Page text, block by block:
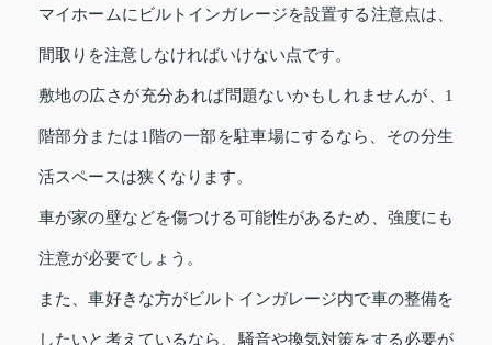
マイホームにビルトインガレージを設置する注意点は、
間取りを注意しなければいけない点です。
敷地の広さが充分あれば問題ないかもしれませんが、1
階部分または1階の一部を駐車場にするなら、その分生
活スペースは狭くなります。
車が家の壁などを傷つける可能性があるため、強度にも
注意が必要でしょう。
また、車好きな方がビルトインガレージ内で車の整備を
したいと考えているなら、騒音や換気対策をする必要が